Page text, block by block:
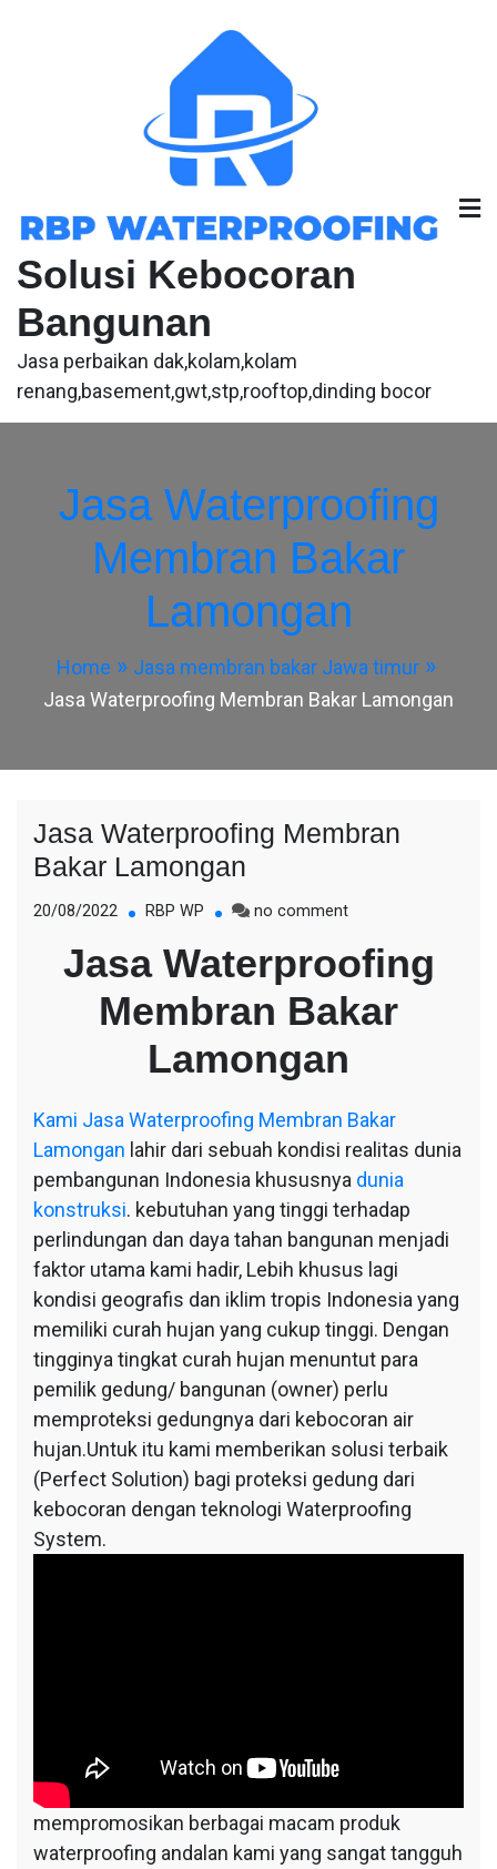
Solusi Kebocoran
Bangunan
Jasa perbaikan dak,kolam,kolam
renang,basement,gwt,stp,rooftop,dinding bocor
Jasa Waterproofing
Membran Bakar
Lamongan
Home
Jasa membran bakar Jawa timur
Jasa Waterproofing Membran Bakar Lamongan
Jasa Waterproofing Membran
Bakar Lamongan
20/08/2022 RBP WP no commenton
Waterproofing
Membran
Bakar
Lamongan
Jasa Waterproofing
Membran Bakar
Lamongan
Kami Jasa Waterproofing Membran Bakar
Lamongan lahir dari sebuah kondisi realitas dunia
pembangunan Indonesia khususnya dunia
konstruksi. kebutuhan yang tinggi terhadap
perlindungan dan daya tahan bangunan menjadi
faktor utama kami hadir, Lebih khusus lagi
kondisi geografis dan iklim tropis Indonesia yang
memiliki curah hujan yang cukup tinggi. Dengan
tingginya tingkat curah hujan menuntut para
pemilik gedung/ bangunan (owner) perlu
memproteksi gedungnya dari kebocoran air
hujan.Untuk itu kami memberikan solusi terbaik
(Perfect Solution) bagi proteksi gedung dari
kebocoran dengan teknologi Waterproofing
System.
mempromosikan berbagai macam produk
waterproofing andalan kami yang sangat tangguh